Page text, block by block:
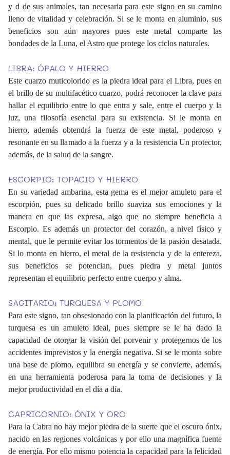
y d de sus animales, tan necesaria para este signo en su camino
lleno de vitalidad y celebración. Si se le monta en aluminio, sus
beneficios son aún mayores pues este metal comparte las
bondades de la Luna, el Astro que protege los ciclos naturales.
LIBRA: ÓPALO Y HIERRO
Este cuarzo muticolorido es la piedra ideal para el Libra, pues en
el brillo de su multifacético cuarzo, podrá reconocer la clave para
hallar el equilibrio entre lo que entra y sale, entre el cuerpo y la
luz, una filosofía esencial para su existencia. Si le monta en
hierro, además obtendrá la fuerza de este metal, poderoso y
resonante en su llamado a la fuerza y a la resistencia Un protector,
además, de la salud de la sangre.
ESCORPIO: TOPACIO Y HIERRO
En su variedad ambarina, esta gema es el mejor amuleto para el
escorpión, pues su delicado brillo suaviza sus emociones y la
manera en que las expresa, algo que no siempre beneficia a
Escorpio. Es además un protector del corazón, a nivel físico y
mental, que le permite evitar los tormentos de la pasión desatada.
Si lo monta en hierro, el metal de la resistencia y de la entereza,
sus beneficios se potencian, pues piedra y metal juntos
representan el equilibrio perfecto entre cuerpo y alma.
SAGITARIO: TURQUESA Y PLOMO
Para este signo, tan obsesionado con la planificación del futuro, la
turquesa es un amuleto ideal, pues siempre se le ha dado la
capacidad de otorgar la visión del porvenir y protegernos de los
accidentes imprevistos y la energía negativa. Si se le monta sobre
una base de plomo, equilibra su energía y se convierte, además,
en una herramienta poderosa para la toma de decisiones y la
mejor productividad en el día a día.
CAPRICORNIO: ÓNIX Y ORO
Para la Cabra no hay mejor piedra de la suerte que el oscuro ónix,
nacido en las regiones volcánicas y por ello una magnífica fuente
de energía. Por ello mismo potencia la capacidad para la felicidad